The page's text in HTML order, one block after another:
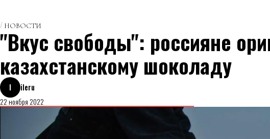
НОВОСТИ
"Вкус свободы": россияне
казахстанскому шоколаду
I
ileru
22 ноября 2022